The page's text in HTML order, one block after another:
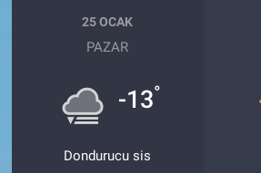
25 OCAK
PAZAR
-13°
Dondurucu sis